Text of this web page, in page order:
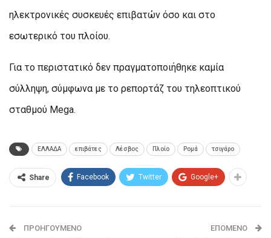
ηλεκτρονικές συσκευές επιβατών όσο και στο
εσωτερικό του πλοίου.
Για το περιστατικό δεν πραγματοποιήθηκε καμία
σύλληψη, σύμφωνα με το ρεπορτάζ του τηλεοπτικού
σταθμού Mega.
ΕΛΛΑΔΑ επιβάτες Λέσβος Πλοίο Ρομά τσιγάρο
Share Facebook Twitter Google+
ΠΡΟΗΓΟΎΜΕΝΟ ΕΠΌΜΕΝΟ